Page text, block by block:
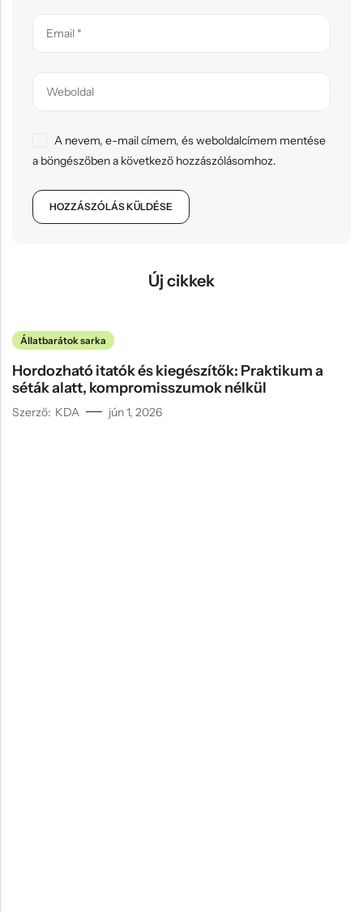
A nevem, e-mail címem, és weboldalcímem mentése
a böngészőben a következő hozzászólásomhoz.
Új cikkek
Állatbarátok sarka
Hordozható itatók és kiegészítők: Praktikum a
séták alatt, kompromisszumok nélkül
Szerző: KDA jún 1, 2026